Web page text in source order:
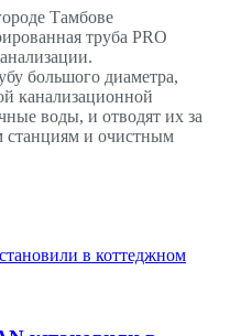
Тамбове
труба PRO
большого диаметра,
канализационной
воды, и отводят их за
станциям и очистным